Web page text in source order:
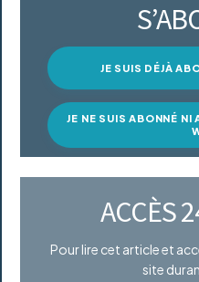
JE SUIS DÉJÀ
JE NE SUIS ABONNÉ
ACCÈS
Pour lire cet article et
site